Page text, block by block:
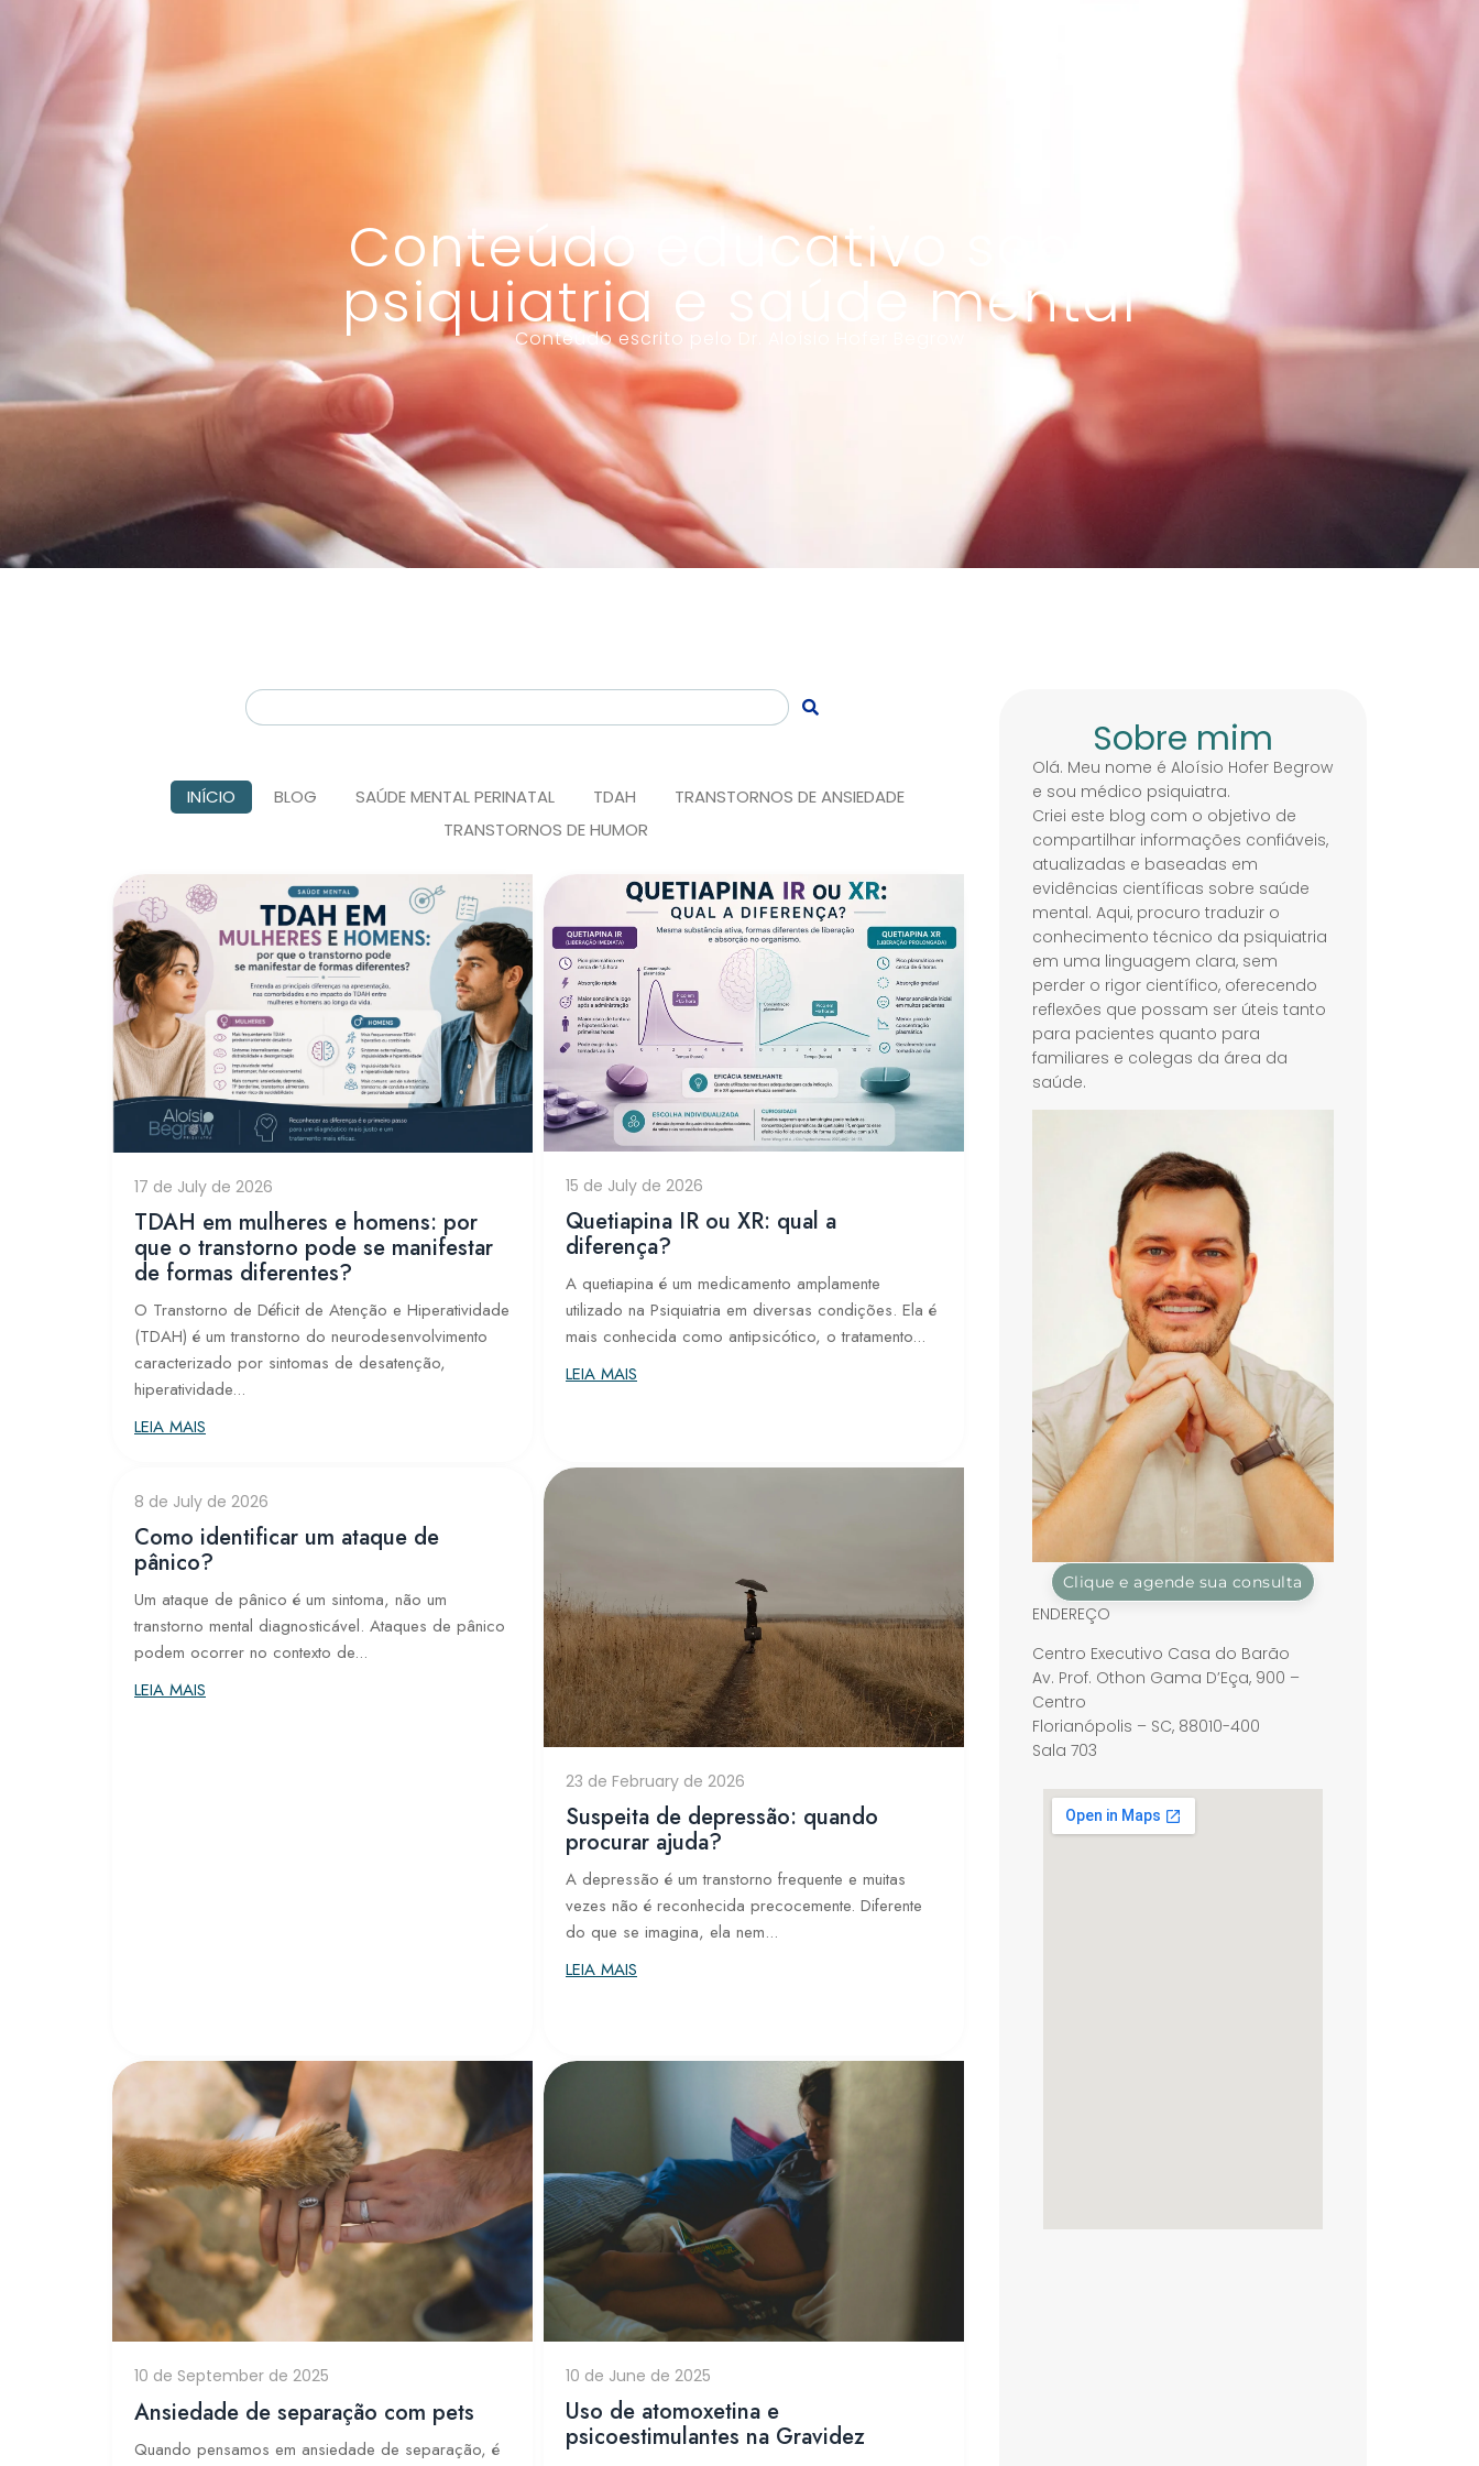
Conteúdo educativo sobre
psiquiatria e saúde mental
Conteúdo escrito pelo Dr. Aloísio Hofer Begrow
INÍCIO BLOG SAÚDE MENTAL PERINATAL TDAH
TRANSTORNOS DE ANSIEDADE
TRANSTORNOS DE HUMOR
17 de July de 2026
TDAH em mulheres e homens: por
que o transtorno pode se manifestar
de formas diferentes?
O Transtorno de Déficit de Atenção e Hiperatividade
(TDAH) é um transtorno do neurodesenvolvimento
caracterizado por sintomas de desatenção,
hiperatividade...
LEIA MAIS
15 de July de 2026
Quetiapina IR ou XR: qual a
diferença?
A quetiapina é um medicamento amplamente
utilizado na Psiquiatria em diversas condições. Ela é
mais conhecida como antipsicótico, o tratamento...
LEIA MAIS
8 de July de 2026
Como identificar um ataque de
pânico?
Um ataque de pânico é um sintoma, não um
transtorno mental diagnosticável. Ataques de pânico
podem ocorrer no contexto de...
LEIA MAIS
23 de February de 2026
Suspeita de depressão: quando
procurar ajuda?
A depressão é um transtorno frequente e muitas
vezes não é reconhecida precocemente. Diferente
do que se imagina, ela nem...
LEIA MAIS
10 de September de 2025
Ansiedade de separação com pets
Quando pensamos em ansiedade de separação, é
10 de June de 2025
Uso de atomoxetina e
psicoestimulantes na Gravidez
Sobre mim
Olá. Meu nome é Aloísio Hofer Begrow
e sou médico psiquiatra.
Criei este blog com o objetivo de
compartilhar informações confiáveis,
atualizadas e baseadas em
evidências científicas sobre saúde
mental. Aqui, procuro traduzir o
conhecimento técnico da psiquiatria
em uma linguagem clara, sem
perder o rigor científico, oferecendo
reflexões que possam ser úteis tanto
para pacientes quanto para
familiares e colegas da área da
saúde.
Clique e agende sua consulta
ENDEREÇO
Centro Executivo Casa do Barão
Av. Prof. Othon Gama D’Eça, 900 –
Centro
Florianópolis – SC, 88010-400
Sala 703